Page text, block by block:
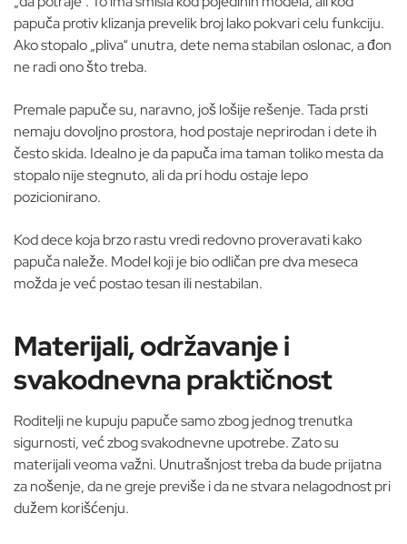
papuča protiv klizanja prevelik broj lako pokvari celu funkciju.
Ako stopalo „pliva“ unutra, dete nema stabilan oslonac, a đon
ne radi ono što treba.
Premale papuče su, naravno, još lošije rešenje. Tada prsti
nemaju dovoljno prostora, hod postaje neprirodan i dete ih
često skida. Idealno je da papuča ima taman toliko mesta da
stopalo nije stegnuto, ali da pri hodu ostaje lepo
pozicionirano.
Kod dece koja brzo rastu vredi redovno proveravati kako
papuča naleže. Model koji je bio odličan pre dva meseca
možda je već postao tesan ili nestabilan.
Materijali, održavanje i
svakodnevna praktičnost
Roditelji ne kupuju papuče samo zbog jednog trenutka
sigurnosti, već zbog svakodnevne upotrebe. Zato su
materijali veoma važni. Unutrašnjost treba da bude prijatna
za nošenje, da ne greje previše i da ne stvara nelagodnost pri
dužem korišćenju.